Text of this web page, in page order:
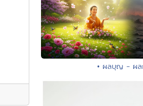
• ผลบุญ - ผล